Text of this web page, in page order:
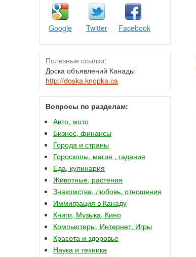
Google Twitter Facebook
Полезные ссылки:
Доска объявлений Канады
http://doska.knopka.ca
Вопросы по разделам:
Авто, мото
Бизнес, финансы
Города и страны
Гороскопы, магия , гадания
Еда, кулинария
Животные, растения
Знакомства, любовь, отношения
Иммиграция в Канаду
Книги, Музыка, Кино
Компьютеры, Интернет, Игры
Красота и здоровье
Наука и техника